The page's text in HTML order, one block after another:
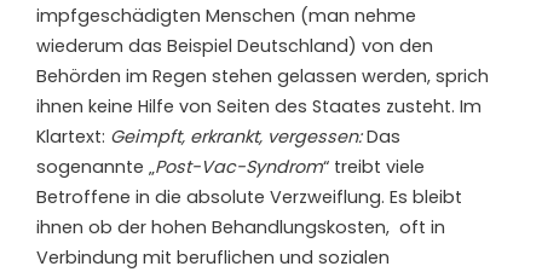
impfgeschädigten Menschen (man nehme
wiederum das Beispiel Deutschland) von den
Behörden im Regen stehen gelassen werden, sprich
ihnen keine Hilfe von Seiten des Staates zusteht. Im
Klartext: Geimpft, erkrankt, vergessen:Das
sogenannte „Post-Vac-Syndrom“ treibt viele
Betroffene in die absolute Verzweiflung. Es bleibt
ihnen ob der hohen Behandlungskosten, oft in
Verbindung mit beruflichen und sozialen